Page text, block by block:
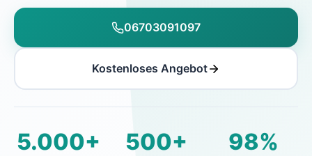
06703091097
Kostenloses Angebot
5.000+ 500+ 98%